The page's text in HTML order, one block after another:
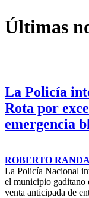
Últimas
La Policía
Rota por
emergencia
ROBERTO
La Policía Nacional
el municipio gaditano
venta anticipada de